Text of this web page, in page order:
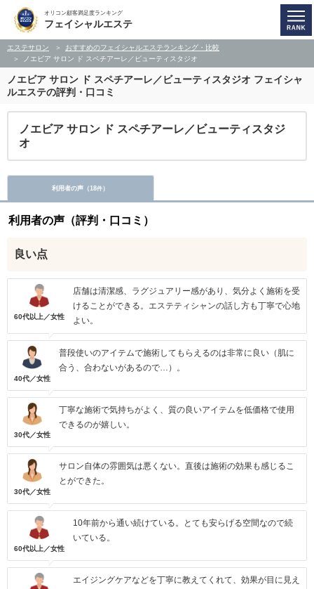
オリコン顧客満足度ランキング
フェイシャルエステ
エステサロン
おすすめのフェイシャルエステランキング・比較
ノエビア サロン ド スペチアーレ／ビューティスタジオ
ノエビア サロン ド スペチアーレ／ビューティスタジオ フェイシャ
ルエステの評判・口コミ
ノエビア サロン ド スペチアーレ／ビューティスタジ
オ
利用者の声（18件）
利用者の声（評判・口コミ）
良い点
60代以上／女性
店舗は清潔感、ラグジュアリー感があり、気分よく施術を受
けることができる。エステティシャンの話し方も丁寧で心地
よい。
40代／女性
普段使いのアイテムで施術してもらえるのは非常に良い（肌に
合う、合わないがあるので…）。
30代／女性
丁寧な施術で気持ちがよく、質の良いアイテムを低価格で使用
できるのが嬉しい。
30代／女性
サロン自体の雰囲気は悪くない。直後は施術の効果も感じるこ
とができた。
60代以上／女性
10年前から通い続けている。とても安らげる空間なので続
いている。
エイジングケアなどを丁寧に教えてくれて、効果が目に見え